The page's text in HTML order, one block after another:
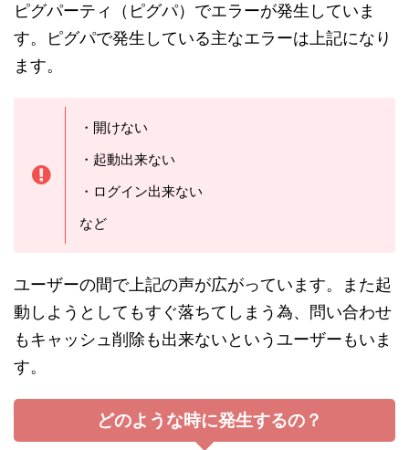
ピグパーティ（ピグパ）でエラーが発生していま
す。ピグパで発生している主なエラーは上記になり
ます。
・開けない
・起動出来ない
・ログイン出来ない
など
ユーザーの間で上記の声が広がっています。また起
動しようとしてもすぐ落ちてしまう為、問い合わせ
もキャッシュ削除も出来ないというユーザーもいま
す。
どのような時に発生するの？